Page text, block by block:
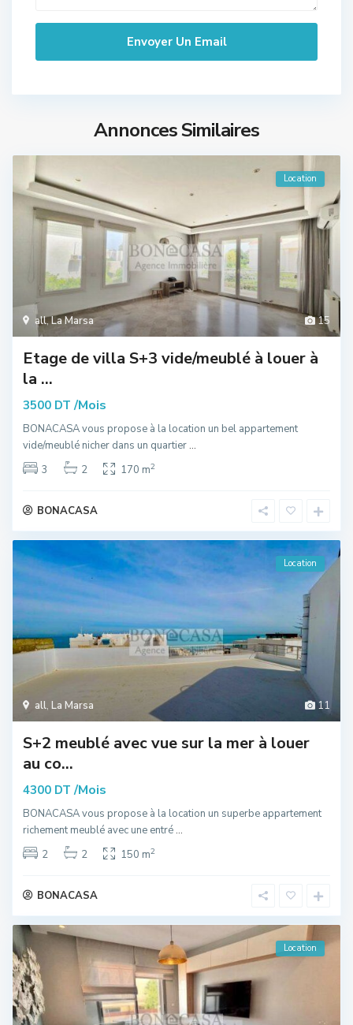
Annonces Similaires
15
all,La Marsa
Location
Etage de villa S+3 vide/meublé à louer à
la ...
3500 DT /Mois
BONACASA vous propose à la location un bel appartement
vide/meublé nicher dans un quartier...
3
2 170 m2
BONACASA
11
all, La Marsa
Location
S+2 meublé avec vue sur la mer à louer
au co...
4300 DT /Mois
BONACASA vous propose à la location un superbe appartement
richement meublé avec une entré...
2
2 150 m2
BONACASA
Location